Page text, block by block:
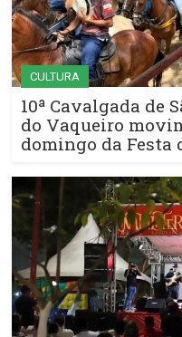
CULTURA
10ª Cavalgada de
do Vaqueiro
domingo da Festa